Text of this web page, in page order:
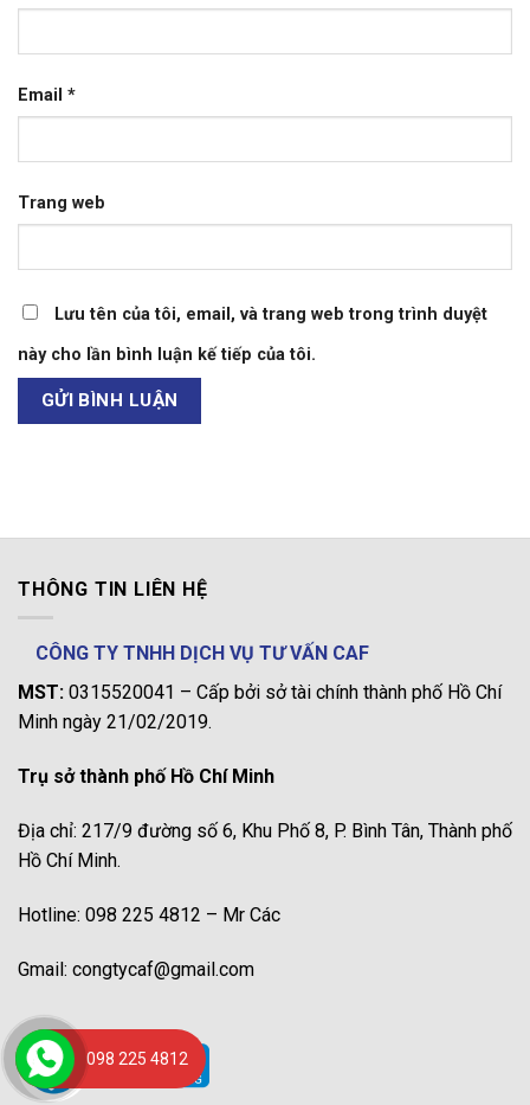
Email *
Trang web
Lưu tên của tôi, email, và trang web trong trình duyệt
này cho lần bình luận kế tiếp của tôi.
THÔNG TIN LIÊN HỆ
CÔNG TY TNHH DỊCH VỤ TƯ VẤN CAF
MST: 0315520041 – Cấp bởi sở tài chính thành phố Hồ Chí
Minh ngày 21/02/2019.
Trụ sở thành phố Hồ Chí Minh
Địa chỉ: 217/9 đường số 6, Khu Phố 8, P. Bình Tân, Thành phố
Hồ Chí Minh.
Hotline: 098 225 4812 – Mr Các
Gmail: congtycaf@gmail.com
098 225 4812